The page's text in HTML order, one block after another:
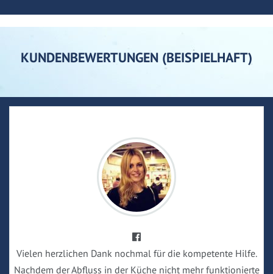
KUNDENBEWERTUNGEN (BEISPIELHAFT)
Vielen herzlichen Dank nochmal für die kompetente Hilfe.
Nachdem der Abfluss in der Küche nicht mehr funktionierte